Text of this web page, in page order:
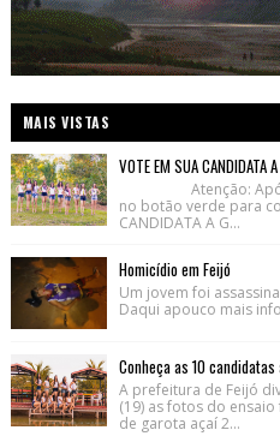
MAIS VISTAS
VOTE EM SUA CANDIDATA
Atenção: Após
no botão verde para
CANDIDATA A G...
Homicídio em Feijó
Um jovem foi
Daqui apouco mais
Conheça as 10
A prefeitura de Feijó
(19) as fotos do
de garota açaí 2...